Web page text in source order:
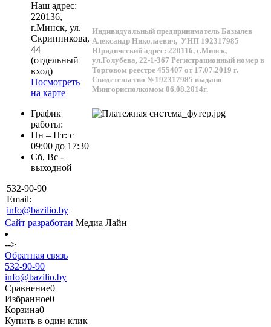
Наш адрес:
220136,
г.Минск, ул.
Скрипникова,
44
(отдельный
вход)
Посмотреть
на карте
График
работы:
Пн – Пт: с
09:00 до 17:30
Сб, Вс -
выходной
532-90-90
Email:
info@bazilio.by
Индивидуальный предприниматель Базылев
Александр Николаевич, УНП 192317985
Юридический адрес: 220116, г.Минск,
ул.Голубева, 22-1-367 Регистрационный номер в
Торговом реестре 455407 от 17.07.2019 г.
Свидетельство №192317985 выдано
Мингорисполкомом 06.08.2014г.
Сайт разработан Медиа Лайн
-->
Обратная связь
532-90-90
info@bazilio.by
Сравнение0
Избранное0
Корзина0
Купить в один клик